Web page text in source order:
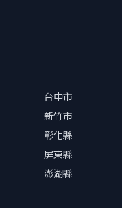
台中市
新竹市
彰化縣
屏東縣
澎湖縣